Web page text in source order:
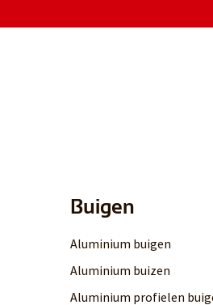
Buigen
Aluminium buigen
Aluminium buizen
Aluminium profielen